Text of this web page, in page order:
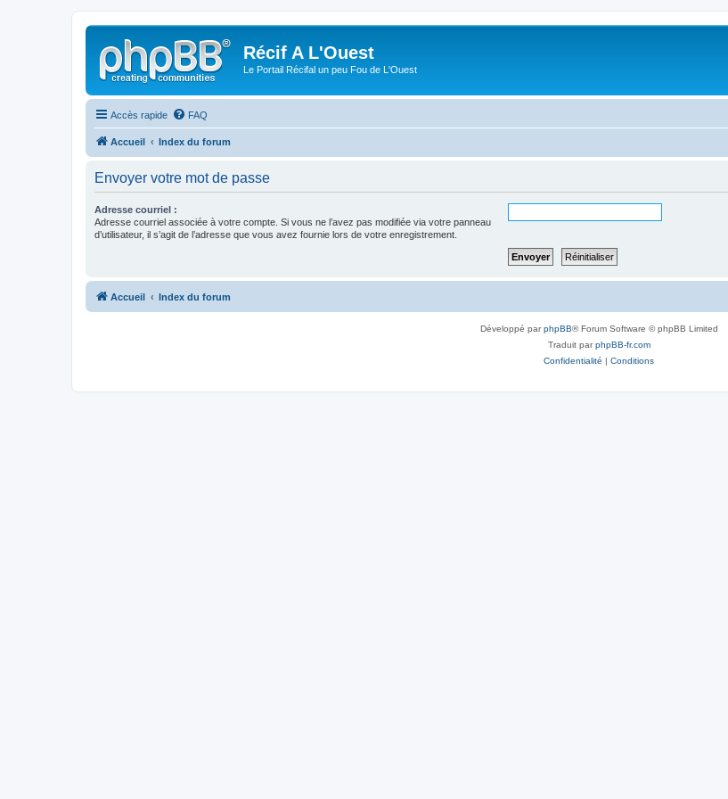
Récif A L'Ouest
Le Portail Récifal un peu Fou de L'Ouest
Accès rapide FAQ
Accueil Index du forum
Envoyer votre mot de passe
Adresse courriel :
Adresse courriel associée à votre compte. Si vous ne l’avez pas modifiée via votre panneau
d’utilisateur, il s’agit de l’adresse que vous avez fournie lors de votre enregistrement.
Accueil Index du forum
Développé parphpBB® Forum Software © phpBB Limited
Traduit parphpBB-fr.com
Confidentialité | Conditions